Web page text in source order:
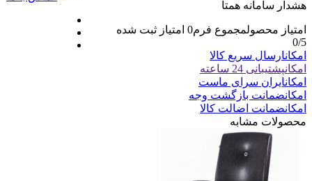
هشدار سامانه همتا
امتیاز محصولمجموع فرم0 امتیاز ثبت شده
0/5
امکانارسال سریع کالا
امکانپشتیبانی 24 ساعته
امکانایران سرای ماست
امکانضمانت بازگشت وجه
امکانضمانت اضالت کالا
محصولات مشابه